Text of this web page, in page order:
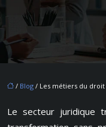
/ Blog / Les métiers du
Le secteur juridique